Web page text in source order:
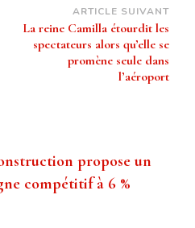
ARTICLE SUIVANT
La reine Camilla étourdit les
spectateurs alors qu’elle se
promène seule dans
l’aéroport
propose un
compétitif à 6 %